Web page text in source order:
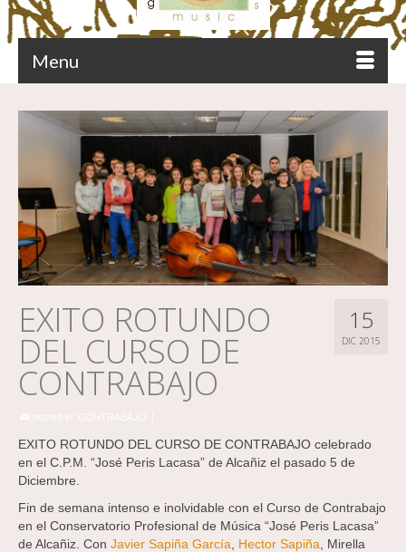
Menu
15
DIC 2015
EXITO ROTUNDO
DEL CURSO DE
CONTRABAJO
EXITO ROTUNDO DEL CURSO DE CONTRABAJO celebrado
en el C.P.M. “José Peris Lacasa” de Alcañiz el pasado 5 de
Diciembre.
Fin de semana intenso e inolvidable con el Curso de Contrabajo
en el Conservatorio Profesional de Música “José Peris Lacasa”
de Alcañiz. Con Javier Sapiña García Hector Sapiña , Mirella